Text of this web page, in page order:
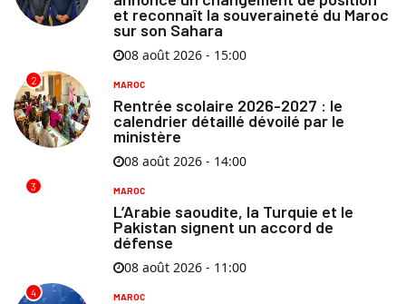
et reconnaît la souveraineté du Maroc
sur son Sahara
08 août 2026 - 15:00
2 MAROC
Rentrée scolaire 2026-2027 : le
calendrier détaillé dévoilé par le
ministère
08 août 2026 - 14:00
3 MAROC
L’Arabie saoudite, la Turquie et le
Pakistan signent un accord de
défense
08 août 2026 - 11:00
4 MAROC